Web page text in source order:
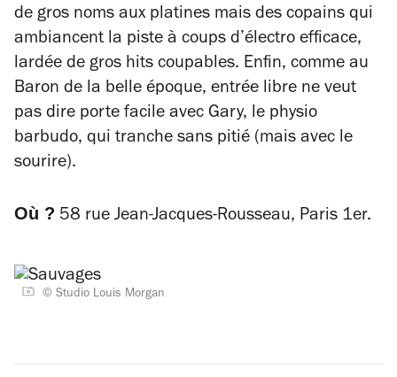
de gros noms aux platines mais des copains qui
ambiancent la piste à coups d’électro efficace,
lardée de gros hits coupables. Enfin, comme au
Baron de la belle époque, entrée libre ne veut
pas dire porte facile avec Gary, le physio
barbudo, qui tranche sans pitié (mais avec le
sourire).
Où ? 58 rue Jean-Jacques-Rousseau, Paris 1er.
© Studio Louis Morgan